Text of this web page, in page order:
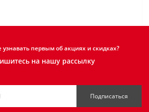
узнавать первым об акциях и скидках?
на нашу рассылку
Подписаться